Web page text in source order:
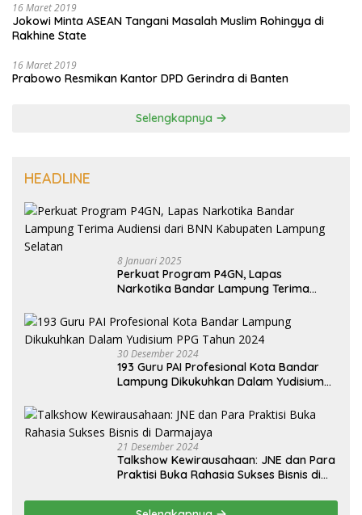
16 Maret 2019
Jokowi Minta ASEAN Tangani Masalah Muslim Rohingya di
Rakhine State
16 Maret 2019
Prabowo Resmikan Kantor DPD Gerindra di Banten
Selengkapnya
HEADLINE
8 Januari 2025
Perkuat Program P4GN, Lapas
Narkotika Bandar Lampung Terima
Selatan
30 Desember 2024
193 Guru PAI Profesional Kota Bandar
Lampung Dikukuhkan Dalam Yudisium
21 Desember 2024
Talkshow Kewirausahaan: JNE dan Para
Praktisi Buka Rahasia Sukses Bisnis di